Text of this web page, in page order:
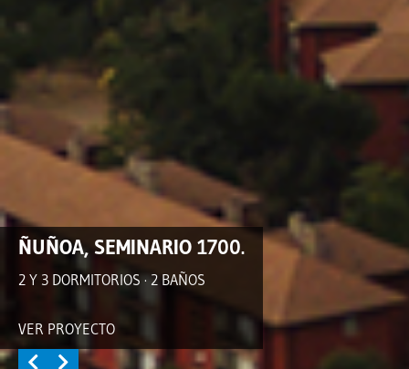
ÑUÑOA, SEMINARIO 1700.
2 Y 3 DORMITORIOS · 2 BAÑOS
VER PROYECTO